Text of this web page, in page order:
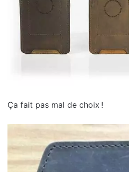
Ça fait pas mal de choix !